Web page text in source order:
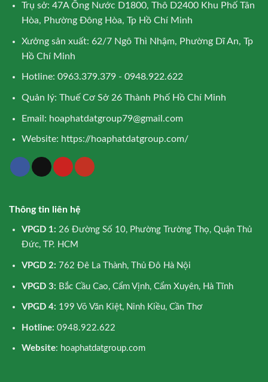
Trụ sở: 47A Ống Nước D1800, Thô D2400 Khu Phố Tân
Hòa, Phường Đông Hòa, Tp Hồ Chí Minh
Xưởng sản xuất: 62/7 Ngô Thì Nhậm, Phường Dĩ An, Tp
Hồ Chí Minh
Hotline: 0963.379.379 - 0948.922.622
Quản lý: Thuế Cơ Sở 26 Thành Phố Hồ Chí Minh
Email: hoaphatdatgroup79@gmail.com
Website: https://hoaphatdatgroup.com/
Thông tin liên hệ
VPGD 1: 26 Đường Số 10, Phường Trường Thọ, Quận Thủ
Đức, TP. HCM
VPGD 2: 762 Đê La Thành, Thủ Đô Hà Nội
VPGD 3: Bắc Cầu Cao, Cẩm Vịnh, Cẩm Xuyên, Hà Tĩnh
VPGD 4: 199 Võ Văn Kiệt, Ninh Kiều, Cần Thơ
Hotline: 0948.922.622
Website: hoaphatdatgroup.com